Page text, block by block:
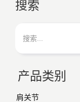
搜索
产品类别
肩关节